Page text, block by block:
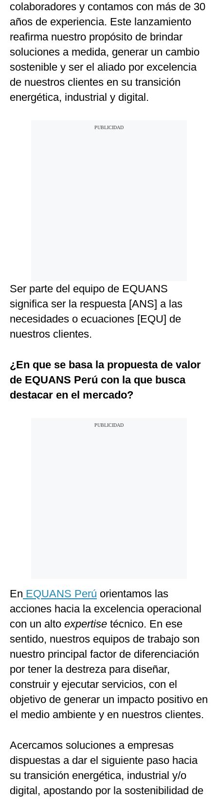
colaboradores y contamos con más de 30
años de experiencia. Este lanzamiento
reafirma nuestro propósito de brindar
soluciones a medida, generar un cambio
sostenible y ser el aliado por excelencia
de nuestros clientes en su transición
energética, industrial y digital.
Ser parte del equipo de EQUANS
significa ser la respuesta [ANS] a las
necesidades o ecuaciones [EQU] de
nuestros clientes.
¿En que se basa la propuesta de valor
de EQUANS Perú con la que busca
destacar en el mercado?
En EQUANS Perú orientamos las
acciones hacia la excelencia operacional
con un alto expertise técnico. En ese
sentido, nuestros equipos de trabajo son
nuestro principal factor de diferenciación
por tener la destreza para diseñar,
construir y ejecutar servicios, con el
objetivo de generar un impacto positivo en
el medio ambiente y en nuestros clientes.
Acercamos soluciones a empresas
dispuestas a dar el siguiente paso hacia
su transición energética, industrial y/o
digital, apostando por la sostenibilidad de